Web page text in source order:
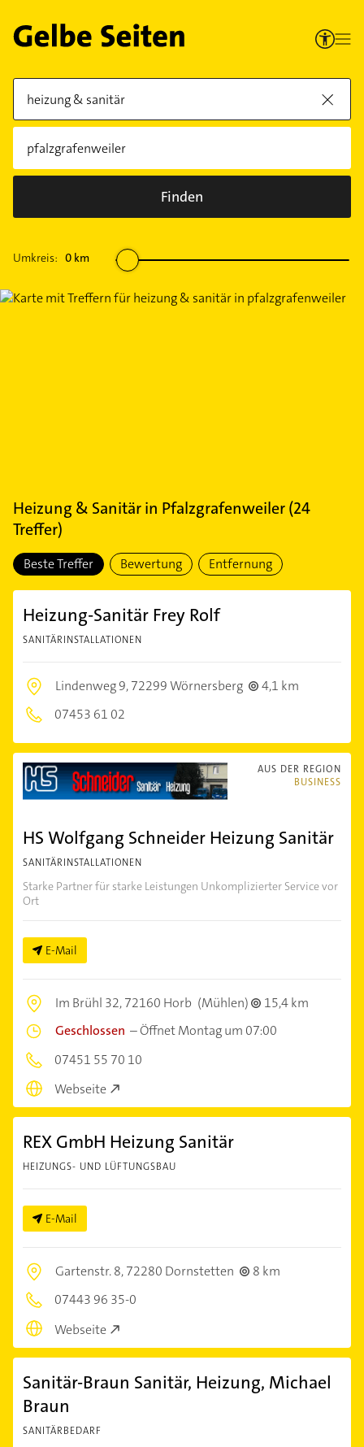
Finden
Umkreis: 0 km
Heizung & Sanitärin Pfalzgrafenweiler(24
Treffer)
Beste Treffer Bewertung Entfernung
Heizung-Sanitär Frey Rolf
SANITÄRINSTALLATIONEN
Lindenweg 9,72299 Wörnersberg
4,1 km
07453 61 02
AUS DER REGION
BUSINESS
HS Wolfgang Schneider Heizung Sanitär
SANITÄRINSTALLATIONEN
Starke Partner für starke Leistungen Unkomplizierter Service vor
Ort
E-Mail
Im Brühl 32,72160 Horb (Mühlen)
15,4 km
Geschlossen –Öffnet Montag um 07:00
07451 55 70 10
Webseite
REX GmbH Heizung Sanitär
HEIZUNGS- UND LÜFTUNGSBAU
E-Mail
Gartenstr. 8,72280 Dornstetten
8 km
07443 96 35-0
Webseite
Sanitär-Braun Sanitär, Heizung, Michael
Braun
SANITÄRBEDARF